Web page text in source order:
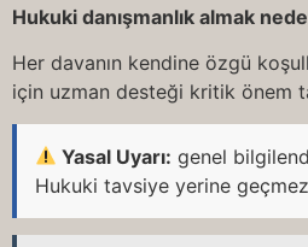
Hukuki danışmanlık almak
Her davanın kendine özgü
için uzman desteği kritik önem
Yasal Uyarı: genel
Hukuki tavsiye yerine